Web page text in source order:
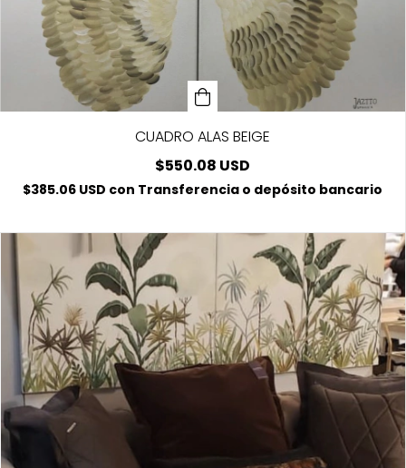
CUADRO ALAS BEIGE
$550.08 USD
$385.06 USD con Transferencia o depósito bancario